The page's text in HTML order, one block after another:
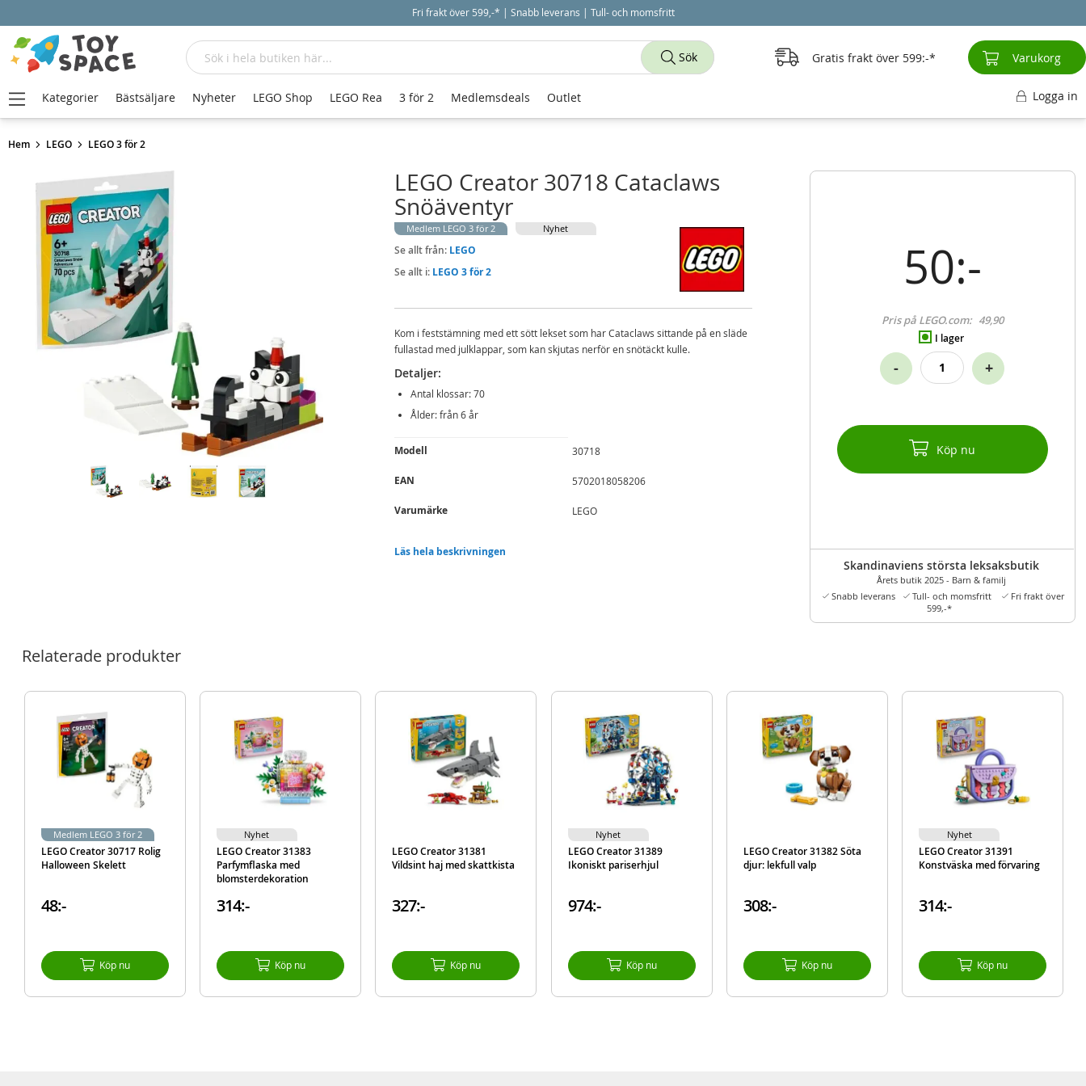
Fri frakt över 599,-* | Snabb leverans | Tull- och momsfritt
Hem LEGO LEGO 3 för 2
50:-
Pris på LEGO.com: 49,90
I lager
- +
Köp nu
Skandinaviens största leksaksbutik
Årets butik 2025 - Barn & familj
Snabb leverans
Tull- och momsfritt
Fri frakt över
599,-*
LEGO Creator 30718 Cataclaws
Snöäventyr
Medlem LEGO 3 för 2 Nyhet
Se allt från: LEGO
Se allt i: LEGO 3 för 2
Kom i feststämning med ett sött lekset som har Cataclaws sittande på en släde
fullastad med julklappar, som kan skjutas nerför en snötäckt kulle.
Detaljer:
Antal klossar: 70
Ålder: från 6 år
Mer
Modell 30718
EAN 5702018058206
Varumärke LEGO
Läs hela beskrivningen
Relaterade produkter
LEGO Creator 30717 Rolig
Halloween Skelett
48:-
Köp nu
Medlem LEGO 3 för 2
LEGO Creator 31383
Parfymflaska med
blomsterdekoration
314:-
Köp nu
Nyhet
LEGO Creator 31381
Vildsint haj med skattkista
327:-
Köp nu
LEGO Creator 31389
Ikoniskt pariserhjul
974:-
Köp nu
Nyhet
LEGO Creator 31382 Söta
djur: lekfull valp
308:-
Köp nu
LEGO Creator 31391
Konstväska med förvaring
314:-
Köp nu
Nyhet
Sök
Sök Gratis frakt över 599:- Varukorg
Kategorier Bästsäljare Nyheter LEGO Shop LEGO Rea 3 för 2 Medlemsdeals Outlet Logga in